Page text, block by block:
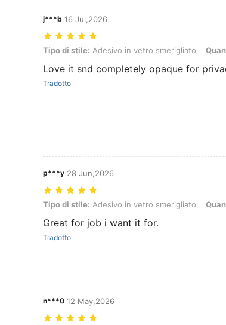
j***b 16 Jul,2026
Tipo di stile: Adesivo in vetro smerigliato, Quantita: D,
Tipo di stile: Adesivo in vetro smerigliato
Love it snd completely opaque for
Tradotto
p***y 28 Jun,2026
Tipo di stile: Adesivo in vetro smerigliato, Quantita:
Tipo di stile: Adesivo in vetro smerigliato
Great for job i want it for.
Tradotto
n***0 12 May,2026